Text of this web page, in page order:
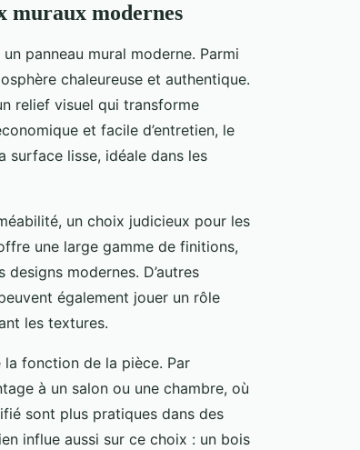
muraux modernes
panneau mural moderne. Parmi
chaleureuse et authentique.
relief visuel qui transforme
et facile d’entretien, le
surface lisse, idéale dans les
un choix judicieux pour les
une large gamme de finitions,
modernes. D’autres
également jouer un rôle
les textures.
fonction de la pièce. Par
à un salon ou une chambre, où
sont plus pratiques dans des
influe aussi sur ce choix : un bois